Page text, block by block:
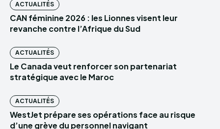
ACTUALITÉS
CAN féminine 2026 : les Lionnes visent leur
revanche contre l’Afrique du Sud
ACTUALITÉS
Le Canada veut renforcer son partenariat
stratégique avec le Maroc
ACTUALITÉS
WestJet prépare ses opérations face au risque
d’une grève du personnel navigant